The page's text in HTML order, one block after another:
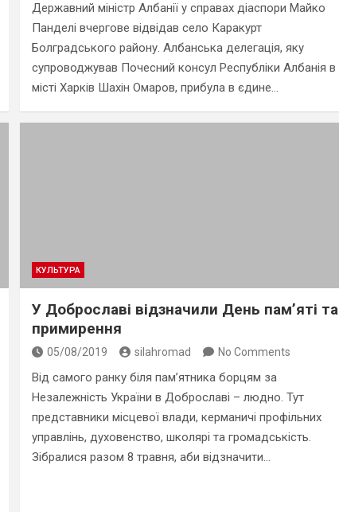
Державний міністр Албанії у справах діаспори Майко
Панделі вчергове відвідав село Каракурт
Болградського району. Албанська делегація, яку
супроводжував Почесний консул Республіки Албанія в
місті Харків Шахін Омаров, прибула в єдине…
КУЛЬТУРА
У Доброславі відзначили День пам’яті та
примирення
05/08/2019 silahromad No Comments
Від самого ранку біля пам’ятника борцям за
Незалежність України в Доброславі – людно. Тут
представники місцевої влади, керманичі профільних
управлінь, духовенство, школярі та громадськість.
Зібралися разом 8 травня, аби відзначити…